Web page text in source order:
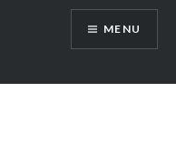
MENU